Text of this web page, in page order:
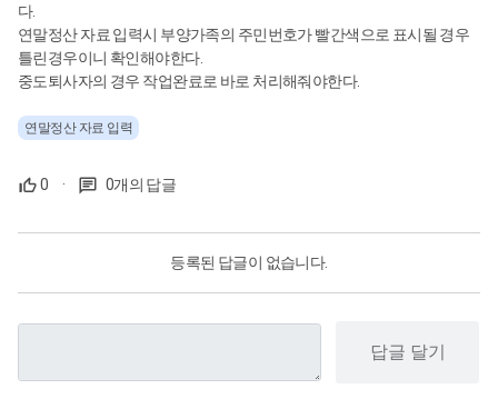
다.
연말정산 자료 입력시 부양가족의 주민번호가 빨간색으로 표시될 경우
틀린경우이니 확인해야한다.
중도퇴사자의 경우 작업완료로 바로 처리해줘야한다.
연말정산 자료 입력
0 · 0개의 답글
등록된 답글이 없습니다.
답글 달기